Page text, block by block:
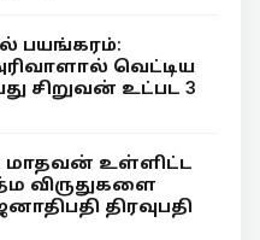
பயங்கரம்:
வெட்டிய
சிறுவன் உட்பட 3
மாதவன் உள்ளிட்ட
விருதுகளை
திரவுபதி